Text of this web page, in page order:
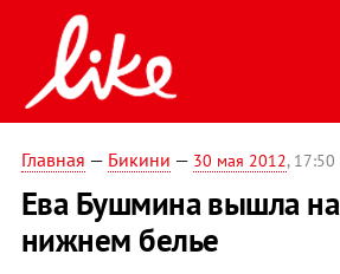
Главная — Бикини — 30 мая 2012, 17:50
Ева Бушмина вышла на
нижнем белье